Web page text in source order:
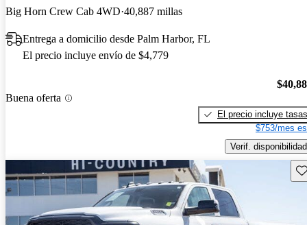
Big Horn Crew Cab 4WD 40,887 millas
Entrega a domicilio desde Palm Harbor, FL
El precio incluye envío de $4,779
Buena oferta
El precio incluye tasas
$753/mes
Verif. disponibilidad